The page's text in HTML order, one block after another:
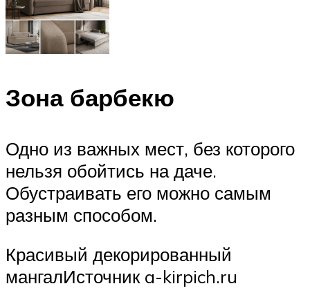
Зона барбекю
Одно из важных мест, без которого
нельзя обойтись на даче.
Обустраивать его можно самым
разным способом.
Красивый декорированный
мангалИсточник a-kirpich.ru